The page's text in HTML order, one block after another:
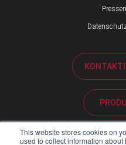
This website stores cookies on
used to collect information